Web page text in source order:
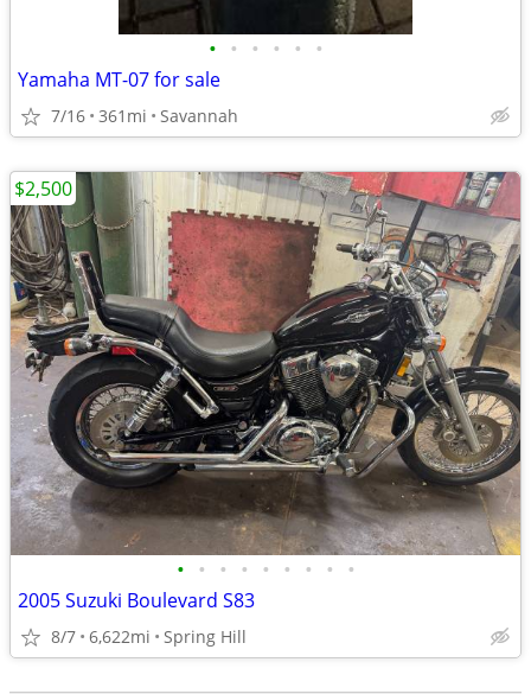
• • • • • •
Yamaha MT-07 for sale
7/16 361mi Savannah
• • • • • • • • •
2005 Suzuki Boulevard S83
8/7 6,622mi Spring Hill
$2,500